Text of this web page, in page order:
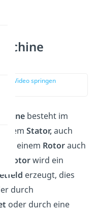
im Video springen
besteht im
einemStator,auch
einem Rotorauch
Rotorwird ein
erzeugt, dies
durch
oder durch eine